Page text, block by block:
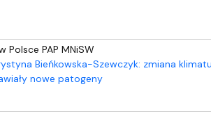
Polsce PAP MNiSW
Bieńkowska-Szewczyk: zmiana
nowe patogeny